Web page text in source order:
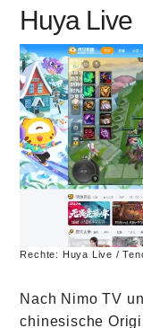
Huya Live
Rechte: Huya Live /
Nach Nimo TV
chinesische